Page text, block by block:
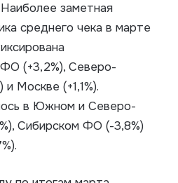
заметная
среднего чека в марте
(+3,2%), Северо-
Москве (+1,1%).
в Южном и Северо-
Сибирском ФО (-3,8%)